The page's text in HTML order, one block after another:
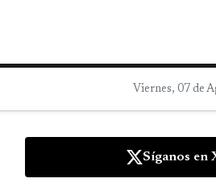
Viernes, 07 de
Síganos en